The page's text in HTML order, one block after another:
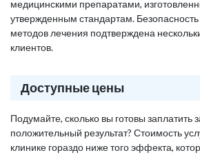
медицинскими препаратами,
утвержденным стандартам.
методов лечения подтверждена
клиентов.
Доступные цены
Подумайте, сколько вы готовы заплатить
положительный результат? Стоимость
клинике гораздо ниже того эффекта,